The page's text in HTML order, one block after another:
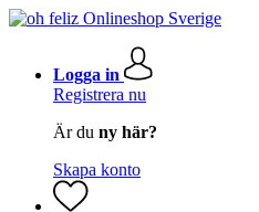
Logga in
Registrera nu
Är du ny här?
Skapa konto